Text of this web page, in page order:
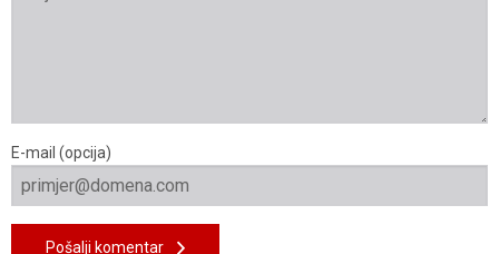
E-mail (opcija)
Pošalji komentar